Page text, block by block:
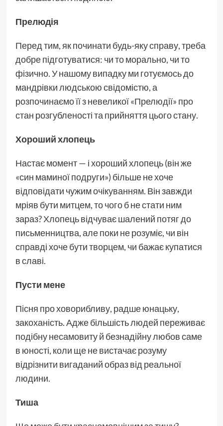
Прелюдія
Перед тим, як починати будь-яку справу, треба
добре підготуватися: чи то морально, чи то
фізично. У нашому випадку ми готуємось до
мандрівки людською свідомістю, а
розпочинаємо її з невеликої «Прелюдії» про
стан розгубленості та прийняття цього стану.
Хороший хлопець
Настає момент — і хороший хлопець (він же
«син маминої подруги») більше не хоче
відповідати чужим очікуванням. Він завжди
мріяв бути митцем, то чого б не стати ним
зараз? Хлопець відчуває шалений потяг до
письменництва, але поки не розуміє, чи він
справді хоче бути творцем, чи бажає купатися
в славі.
Пусти мене
Пісня про ховорибливу, радше юнацьку,
закоханість. Адже більшість людей переживає
подібну несамовиту й безнадійну любов саме
в юності, коли ще не вистачає розуму
відрізнити вигаданий образ від реальної
людини.
Тиша